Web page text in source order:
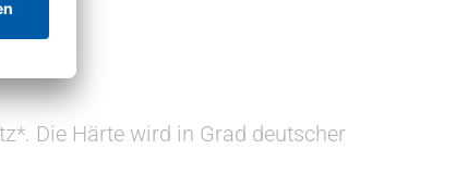
Die Härte wird in Grad deutscher